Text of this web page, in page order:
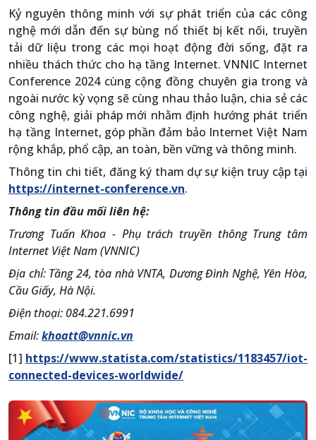
Kỷ nguyên thông minh với sự phát triển của các công
nghệ mới dẫn đến sự bùng nổ thiết bị kết nối, truyền
tải dữ liệu trong các mọi hoạt động đời sống, đặt ra
nhiều thách thức cho hạ tầng Internet. VNNIC Internet
Conference 2024 cùng cộng đồng chuyên gia trong và
ngoài nước kỳ vọng sẽ cùng nhau thảo luận, chia sẻ các
công nghệ, giải pháp mới nhằm định hướng phát triển
hạ tầng Internet, góp phần đảm bảo Internet Việt Nam
rộng khắp, phổ cập, an toàn, bền vững và thông minh.
Thông tin chi tiết, đăng ký tham dự sự kiện truy cập tại
https://internet-conference.vn.
Thông tin đầu mối liên hệ:
Trương Tuấn Khoa - Phụ trách truyền thông Trung tâm
Internet Việt Nam (VNNIC)
Địa chỉ: Tầng 24, tòa nhà VNTA, Dương Đình Nghệ, Yên Hòa,
Cầu Giấy, Hà Nội.
Điện thoại: 084.221.6991
Email:khoatt@vnnic.vn
[1] https://www.statista.com/statistics/1183457/iot-
connected-devices-worldwide/